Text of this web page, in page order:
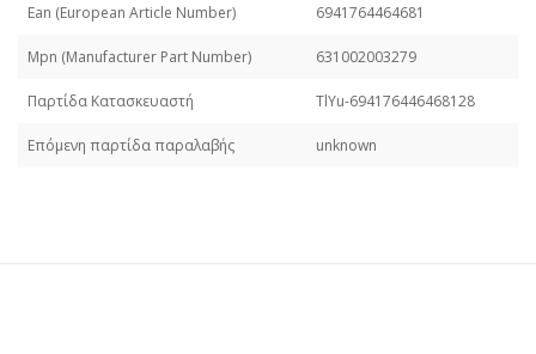
Εan (European Article Number) 6941764464681
Mpn (Manufacturer Part Number) 631002003279
Παρτίδα Κατασκευαστή TlYu-694176446468128
Επόμενη παρτίδα παραλαβής unknown